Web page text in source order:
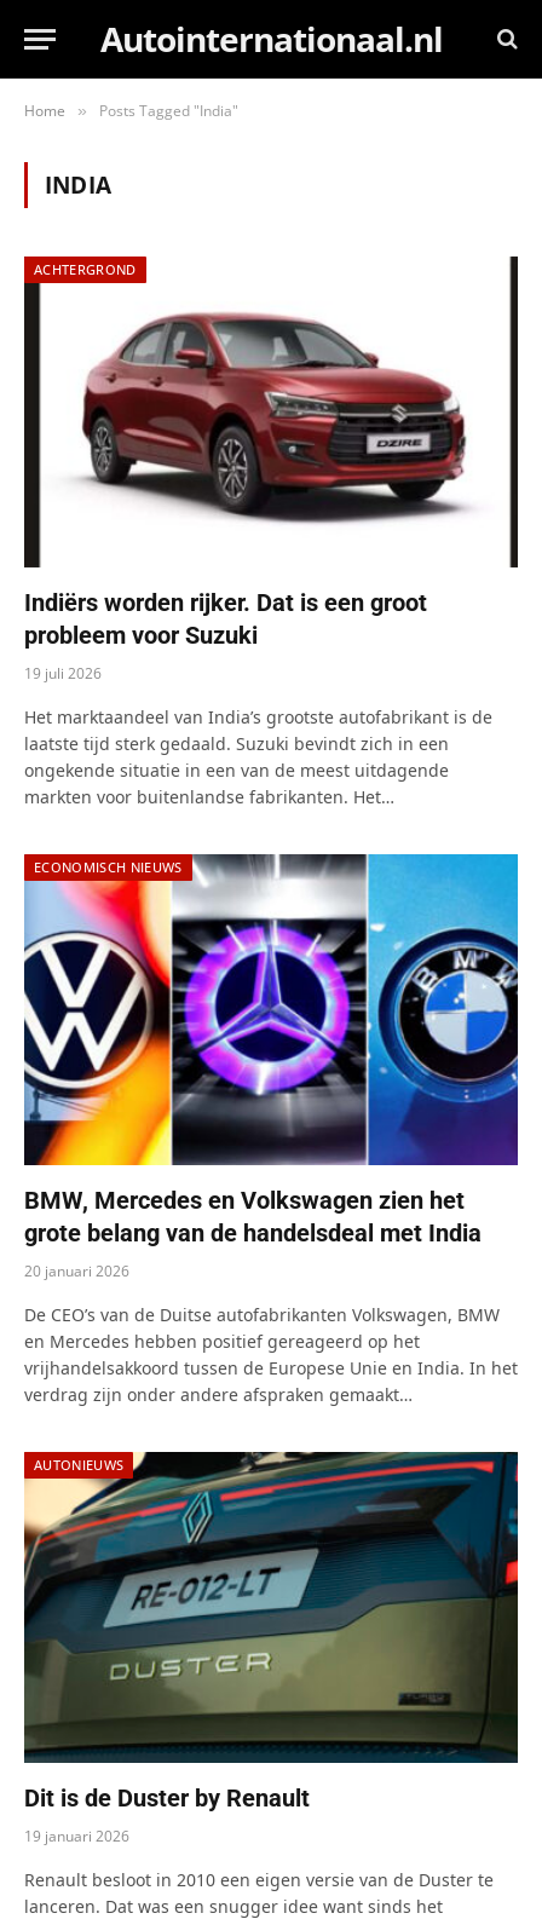
Autointernationaal.nl
Home » Posts Tagged "India"
INDIA
ACHTERGROND
Indiërs worden rijker. Dat is een groot
probleem voor Suzuki
19 juli 2026
Het marktaandeel van India’s grootste autofabrikant is de
laatste tijd sterk gedaald. Suzuki bevindt zich in een
ongekende situatie in een van de meest uitdagende
markten voor buitenlandse fabrikanten. Het…
ECONOMISCH NIEUWS
BMW, Mercedes en Volkswagen zien het
grote belang van de handelsdeal met India
20 januari 2026
De CEO’s van de Duitse autofabrikanten Volkswagen, BMW
en Mercedes hebben positief gereageerd op het
vrijhandelsakkoord tussen de Europese Unie en India. In het
verdrag zijn onder andere afspraken gemaakt…
AUTONIEUWS
Dit is de Duster by Renault
19 januari 2026
Renault besloot in 2010 een eigen versie van de Duster te
lanceren. Dat was een snugger idee want sinds het